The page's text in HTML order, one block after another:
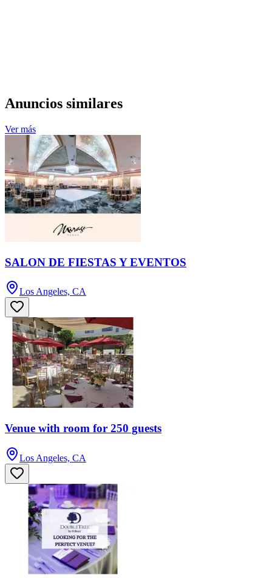
Anuncios similares
Ver más
SALON DE FIESTAS Y EVENTOS
Los Angeles, CA
Venue with room for 250 guests
Los Angeles, CA